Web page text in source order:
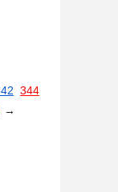
344
→